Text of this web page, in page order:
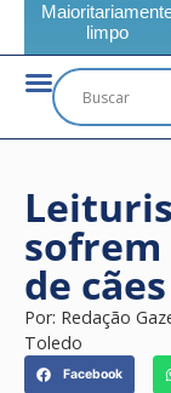
limpo
sofrem
de cães
Por: Redação
Toledo
Facebook